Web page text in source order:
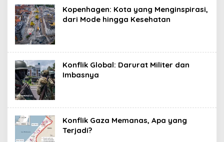
Kopenhagen: Kota yang Menginspirasi,
dari Mode hingga Kesehatan
Konflik Global: Darurat Militer dan
Imbasnya
Konflik Gaza Memanas, Apa yang
Terjadi?